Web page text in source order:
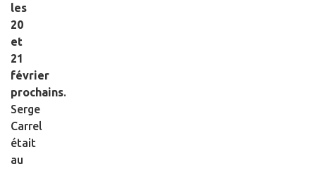
les
20
et
21
février
prochains.
Serge
Carrel
était
au